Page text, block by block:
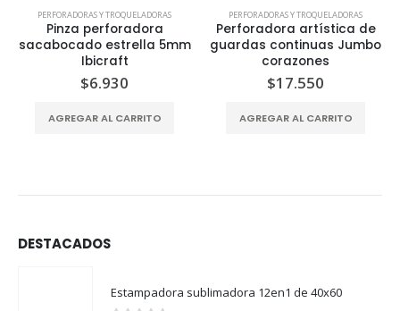
5mm
PERFORADORAS Y TROQUELADORAS
Perforadora artística de
guardas continuas Jumbo
corazones
$
AGREGAR AL CARRITO
PERFORADORAS Y
Perforadora
38mm 1.5″ forma
Ibicraft
$14.580
AGREGAR AL CARRITO
DESTACADOS
Estampadora sublimadora 12en1 de 40x60